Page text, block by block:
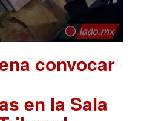
convocar
en la Sala